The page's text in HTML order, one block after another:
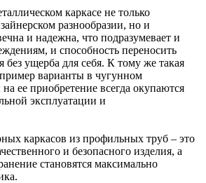
каркасе не только
разнообразии, но и
и надежна, что подразумевает и
и способность переносить
без ущерба для себя. К тому же такая
варианты в чугунном
ее приобретение всегда окупаются
эксплуатации и
каркасов из профильных труб – это
и безопасного изделия, а
становятся максимально